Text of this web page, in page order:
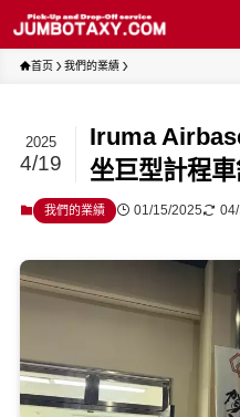
首页 我們的業績
Iruma
坐巨型計程
2025
4/19
我們的業績 01/15/2025